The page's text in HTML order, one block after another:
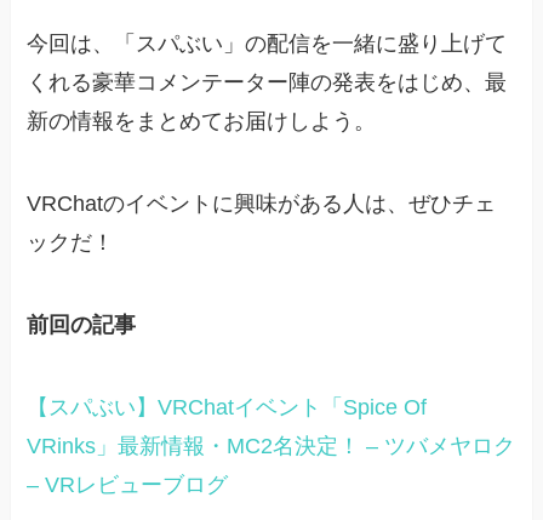
今回は、「スパぶい」の配信を一緒に盛り上げて
くれる豪華コメンテーター陣の発表をはじめ、最
新の情報をまとめてお届けしよう。
VRChatのイベントに興味がある人は、ぜひチェ
ックだ！
前回の記事
【スパぶい】VRChatイベント「Spice Of
VRinks」最新情報・MC2名決定！ – ツバメヤロク
– VRレビューブログ